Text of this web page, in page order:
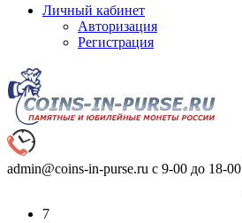
Личный кабинет
Авторизация
Регистрация
admin@coins-in-purse.ru с 9-00 до 18-00
7